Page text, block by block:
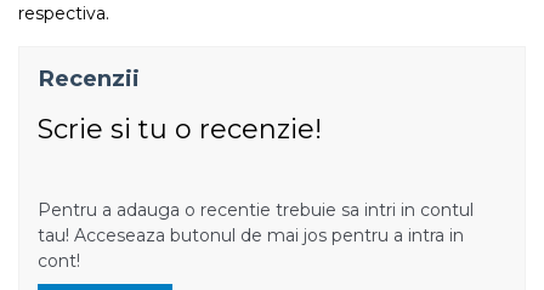
respectiva.
Recenzii
Scrie si tu o recenzie!
Pentru a adauga o recentie trebuie sa intri in contul
tau! Acceseaza butonul de mai jos pentru a intra in
cont!